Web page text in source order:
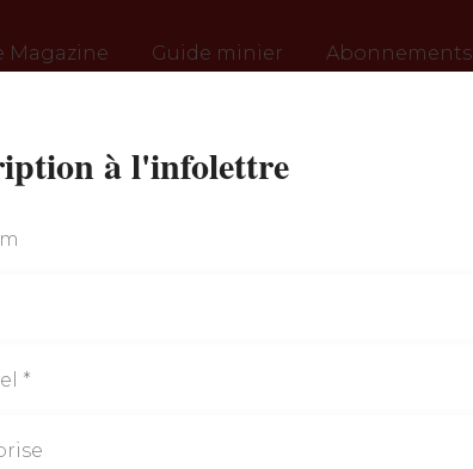
Magazine Guide minier Abonnements
à l'infolettre